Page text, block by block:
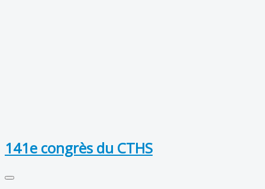
141e congrès du CTHS